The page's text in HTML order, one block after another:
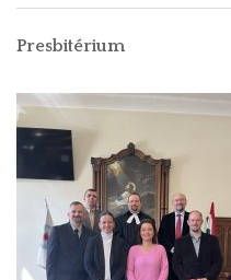
Presbitérium